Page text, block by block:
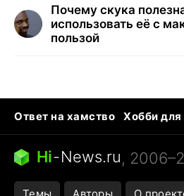
Почему скука
использовать её с
пользой
Ответ на хамство
Хобби для
Бензин 100 vs 95
Тунцы в
Следующая пандемия
Hi-News.ru,